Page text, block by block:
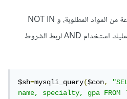
فأنت تستخدم IN لتحديد مجموعة من المواد المطلوبة، و NOT IN
لاستبعاد مجموعة من المواد، لذا عليك استخدام AND لربط الشروط
$sh=mysqli_query($con,
name, specialty, gpa